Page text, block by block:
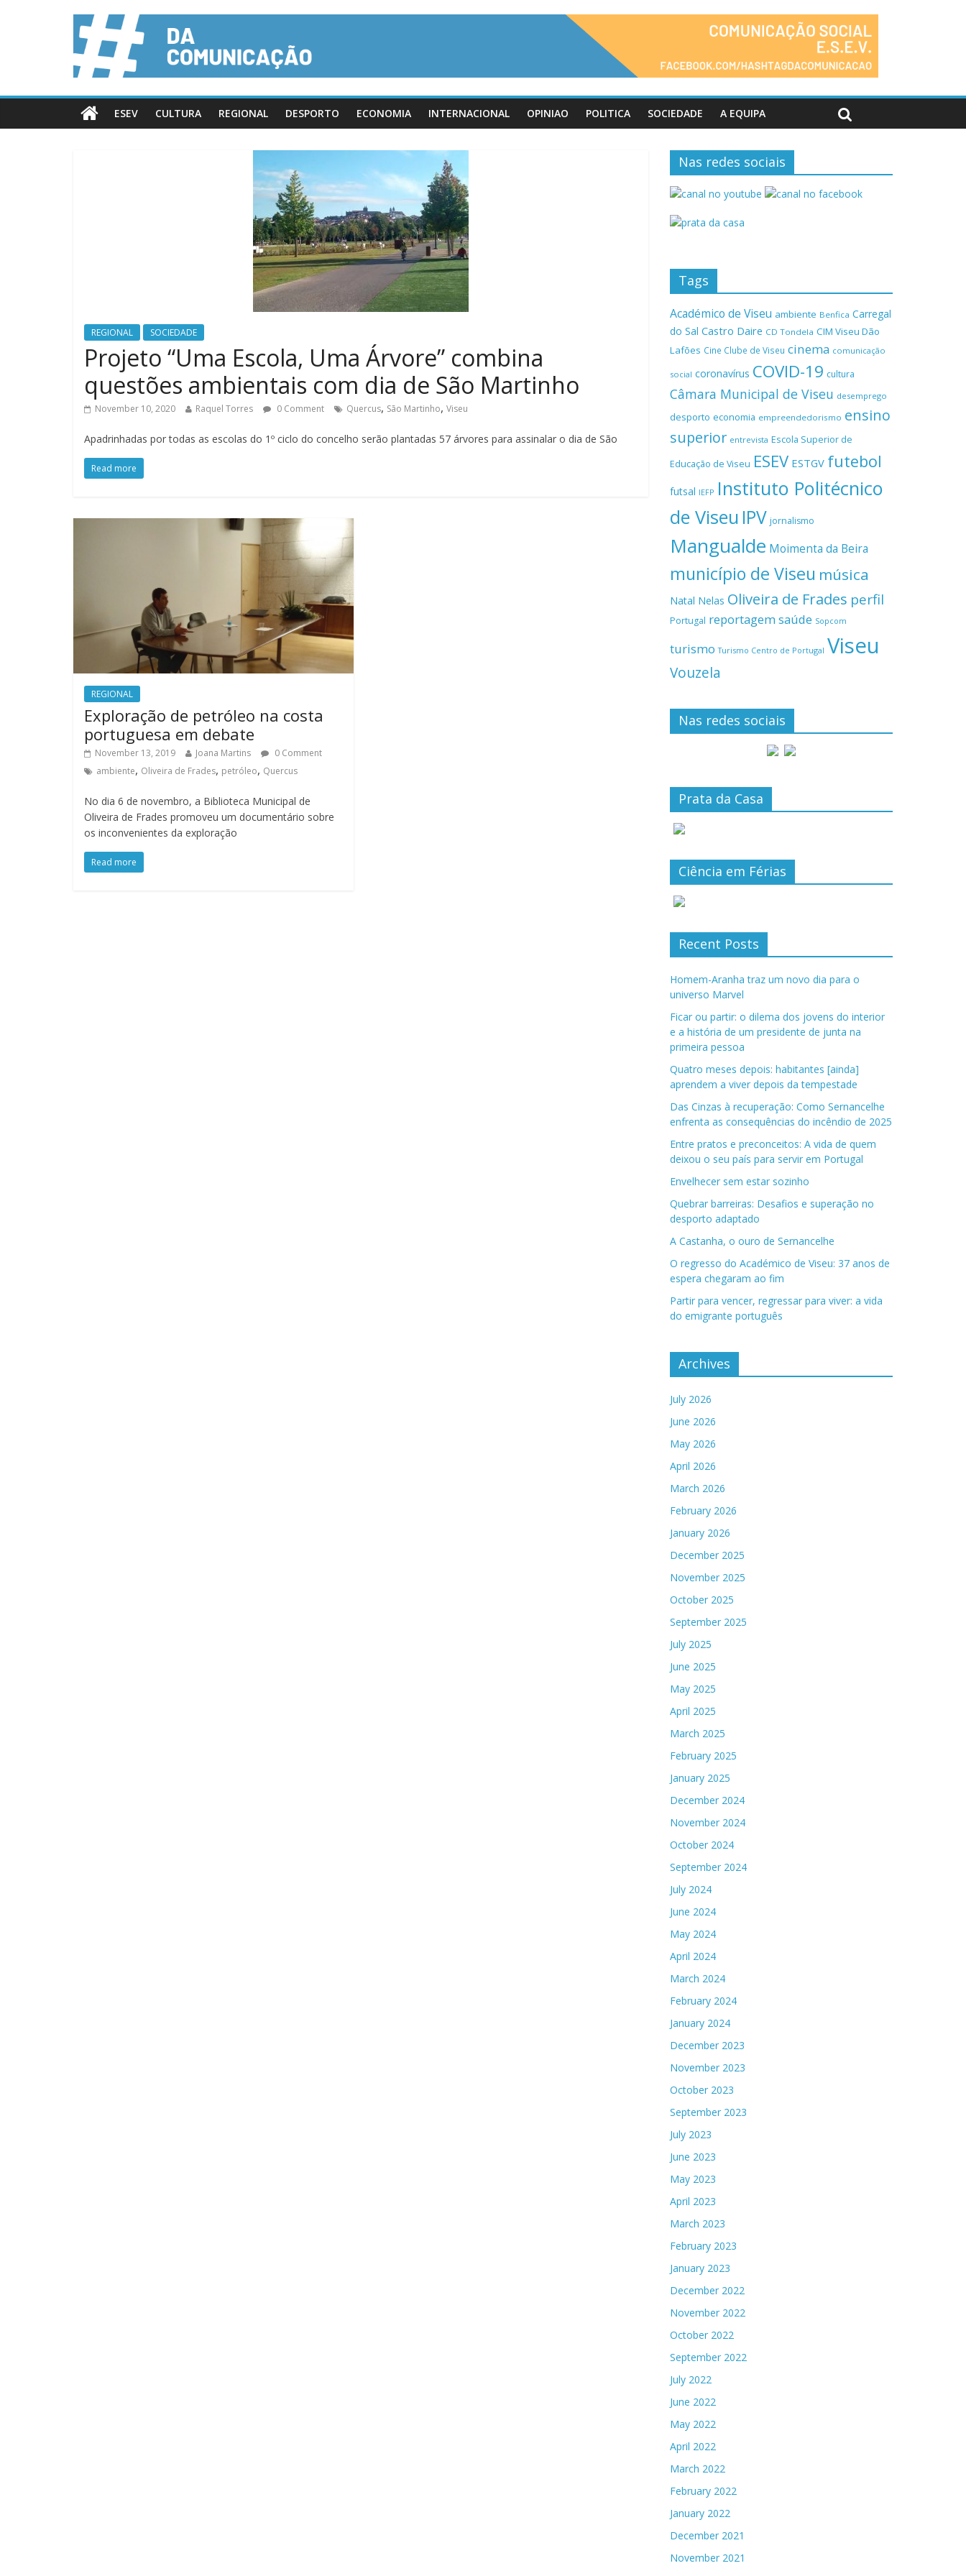
ESEV CULTURA REGIONAL DESPORTO ECONOMIA INTERNACIONAL OPINIAO POLITICA SOCIEDADE A EQUIPA
REGIONAL SOCIEDADE
Projeto “Uma Escola, Uma Árvore” combina
questões ambientais com dia de São Martinho
November 10, 2020 Raquel Torres 0 Comment Quercus, São Martinho, Viseu
Apadrinhadas por todas as escolas do 1º ciclo do concelho serão plantadas 57 árvores para assinalar o dia de São
Read more
REGIONAL
Exploração de petróleo na costa
portuguesa em debate
November 13, 2019 Joana Martins
0 Comment
ambiente, Oliveira de Frades, petróleo, Quercus
No dia 6 de novembro, a Biblioteca Municipal de
Oliveira de Frades promoveu um documentário sobre
os inconvenientes da exploração
Read more
Nas redes sociais
Tags
Académico de Viseu ambiente Benfica Carregal
do Sal Castro Daire CD Tondela CIM Viseu Dão
Lafões Cine Clube de Viseu cinema comunicação
social coronavírus COVID-19 cultura
Câmara Municipal de Viseu desemprego
desporto economia empreendedorismo ensino
superior entrevista Escola Superior de
Educação de Viseu ESEV ESTGV futebol
futsal IEFP Instituto Politécnico
de Viseu IPV jornalismo
Mangualde Moimenta da Beira
município de Viseu música
Natal Nelas Oliveira de Frades perfil
Portugal reportagemsaúde Sopcom
turismo Turismo Centro de Portugal Viseu
Vouzela
Nas redes sociais
Prata da Casa
Ciência em Férias
Recent Posts
Homem-Aranha traz um novo dia para o
universo Marvel
Ficar ou partir: o dilema dos jovens do interior
e a história de um presidente de junta na
primeira pessoa
Quatro meses depois: habitantes [ainda]
aprendem a viver depois da tempestade
Das Cinzas à recuperação: Como Sernancelhe
enfrenta as consequências do incêndio de 2025
Entre pratos e preconceitos: A vida de quem
deixou o seu país para servir em Portugal
Envelhecer sem estar sozinho
Quebrar barreiras: Desafios e superação no
desporto adaptado
A Castanha, o ouro de Sernancelhe
O regresso do Académico de Viseu: 37 anos de
espera chegaram ao fim
Partir para vencer, regressar para viver: a vida
do emigrante português
Archives
July 2026
June 2026
May 2026
April 2026
March 2026
February 2026
January 2026
December 2025
November 2025
October 2025
September 2025
July 2025
June 2025
May 2025
April 2025
March 2025
February 2025
January 2025
December 2024
November 2024
October 2024
September 2024
July 2024
June 2024
May 2024
April 2024
March 2024
February 2024
January 2024
December 2023
November 2023
October 2023
September 2023
July 2023
June 2023
May 2023
April 2023
March 2023
February 2023
January 2023
December 2022
November 2022
October 2022
September 2022
July 2022
June 2022
May 2022
April 2022
March 2022
February 2022
January 2022
December 2021
November 2021